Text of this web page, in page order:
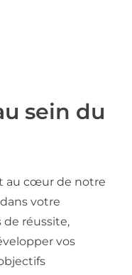
sein du
au cœur de notre
votre
de réussite,
vos